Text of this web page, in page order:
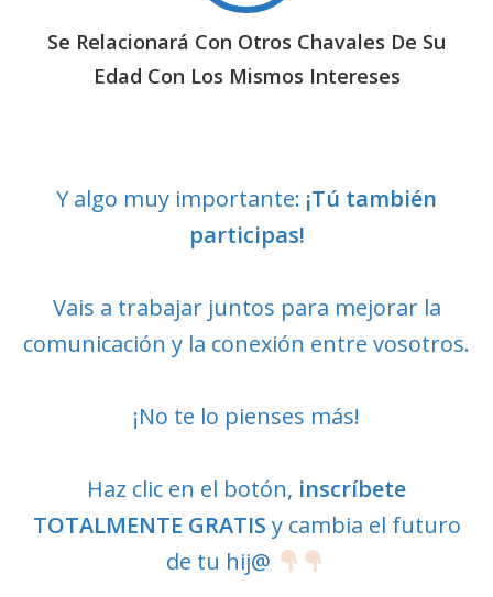
Se Relacionará Con Otros Chavales De Su
Edad Con Los Mismos Intereses
Y algo muy importante: ¡Tú también
participas!
Vais a trabajar juntos para mejorar la
comunicación y la conexión entre vosotros.
¡No te lo pienses más!
Haz clic en el botón, inscríbete
TOTALMENTE GRATIS y cambia el futuro
de tu hij@